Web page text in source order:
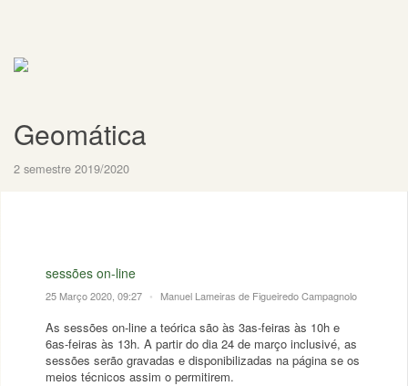
Geomática
2 semestre 2019/2020
sessões on-line
25 Março 2020, 09:27 • Manuel Lameiras de Figueiredo Campagnolo
As sessões on-line a teórica são às 3as-feiras às 10h e
6as-feiras às 13h. A partir do dia 24 de março inclusivé, as
sessões serão gravadas e disponibilizadas na página se os
meios técnicos assim o permitirem.